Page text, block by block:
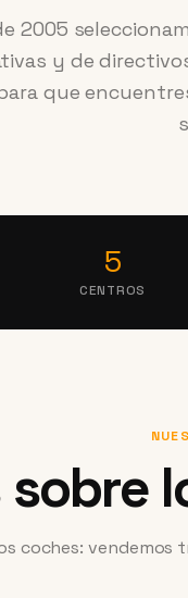
2005
y de
que
5
CENTROS
coches: vendemos